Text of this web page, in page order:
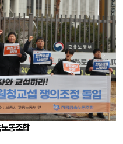
동조합